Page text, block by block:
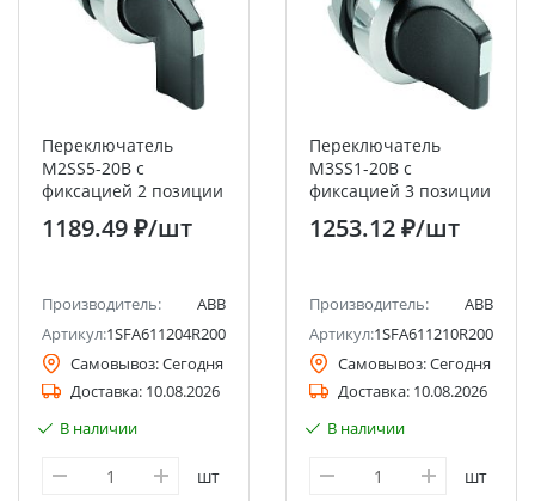
Переключатель
М2SS5-20B с
фиксацией 2 позиции
черная длинная
ручка ABB
1189.49 ₽/шт
Производитель:
ABB
Артикул:1SFA611204R2006
Самовывоз:Сегодня
Доставка: 10.08.2026
В наличии
шт
Переключатель
M3SS1-20B с
фиксацией 3 позиции
черная ручка ABB
1253.12 ₽/шт
Производитель:
ABB
Артикул:1SFA611210R2006
Самовывоз:Сегодня
Доставка: 10.08.2026
В наличии
шт